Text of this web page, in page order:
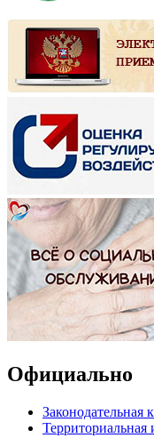
Официально
Законодательная
Территориальная